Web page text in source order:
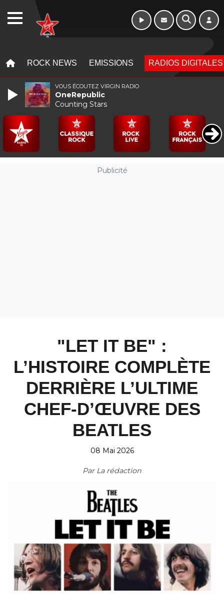
ROCK NEWS EMISSIONS RADIOS DIGITALES
Publicité
"LET IT BE" :
L’HISTOIRE COMPLÈTE
DERRIÈRE L’ULTIME
CHEF-D’ŒUVRE DES
BEATLES
08 Mai 2026
Par La rédaction
VOUS ÉCOUTEZ VIRGIN RADIO
OneRepublic
Counting Stars
WEBRADIO